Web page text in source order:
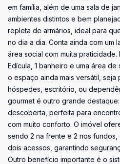
em família, além de uma sala de
ambientes distintos e bem
repleta de armários, ideal para
no dia a dia. Conta ainda com um
área social com muita
Edícula, 1 banheiro e uma área
o espaço ainda mais versátil, seja
hóspedes, escritório, ou
gourmet é outro grande
descoberta, perfeita para
com muito conforto. O imóvel
sendo 2 na frente e 2 nos
dois acessos, garantindo
Outro benefício importante é o